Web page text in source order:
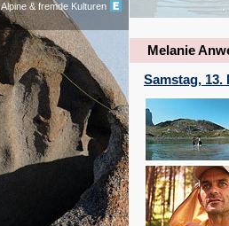
Alpine & fremde Kulturen
Melanie
Samstag, 13.